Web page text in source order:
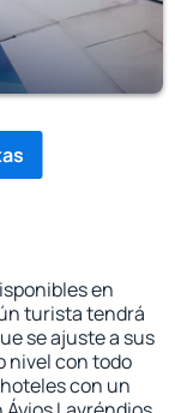
en
turista tendrá
se ajuste a sus
nivel con todo
con un